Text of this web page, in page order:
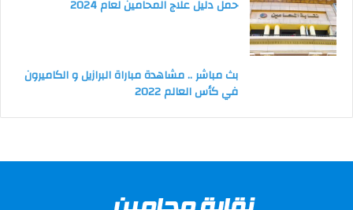
حمل دليل علاج المحامين لعام 2024
بث مباشر .. مشاهدة مباراة البرازيل و الكاميرون
في كأس العالم 2022